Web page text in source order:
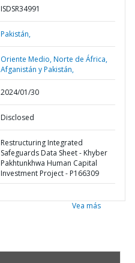
ISDSR34991
Pakistán,
Oriente Medio, Norte de África,
Afganistán y Pakistán,
2024/01/30
Disclosed
Restructuring Integrated
Safeguards Data Sheet - Khyber
Pakhtunkhwa Human Capital
Investment Project - P166309
Vea más